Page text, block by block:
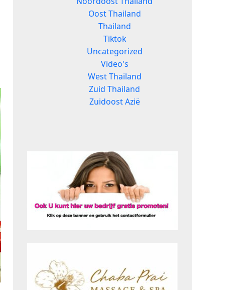
Oost Thailand
Thailand
Tiktok
Uncategorized
Video's
West Thailand
Zuid Thailand
Zuidoost Azië